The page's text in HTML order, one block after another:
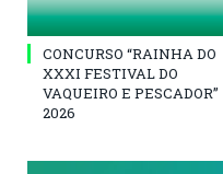
CONCURSO “RAINHA DO
XXXI FESTIVAL DO
VAQUEIRO E PESCADOR”
2026